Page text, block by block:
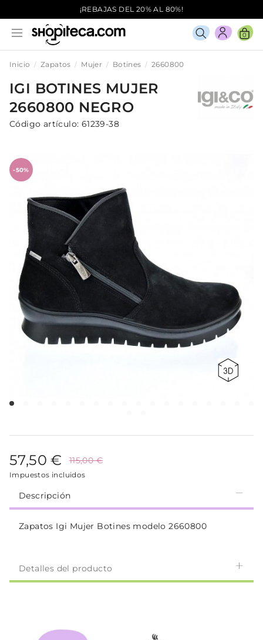
¡REBAJAS DEL 20% AL 80%!
0
Inicio Zapatos Mujer Botines 2660800
IGI BOTINES MUJER
2660800 NEGRO
Código artículo: 61239-38
-50%
57,50 € 115,00 €
Impuestos incluidos
Descripción
Zapatos Igi Mujer Botines modelo 2660800
Detalles del producto